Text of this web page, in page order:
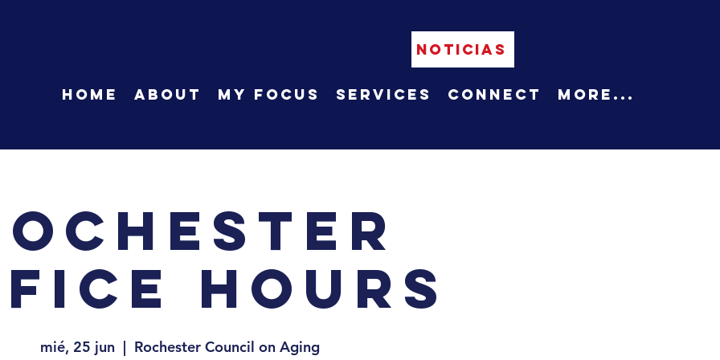
NOTICIAS
HOME About My Focus Services Connect More...
Hours
mié, 25 jun
  |
Rochester Council on Aging